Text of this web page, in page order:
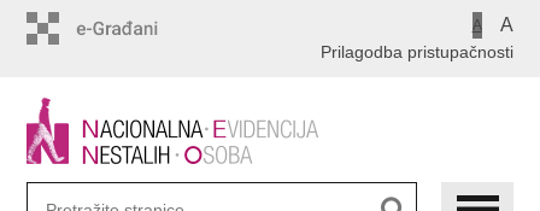
A A
Prilagodba pristupačnosti